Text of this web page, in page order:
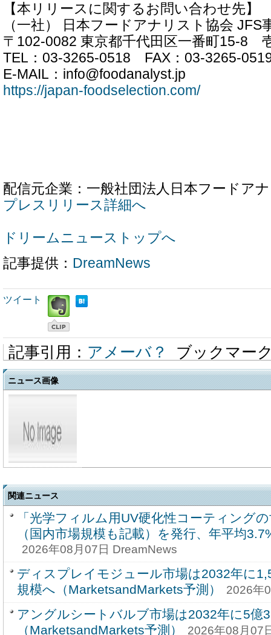
【本リリースに関するお問い合わせ先】
（一社） 日本フードアナリスト協会 JFS
〒102-0082 東京都千代田区一番町15-8
TEL：03-3265-0518 FAX：03-3265-
E-MAIL：info@foodanalyst.jp
https://japan-foodselection.com/
配信元企業：一般社団法人日本フードア
プレスリリース詳細へ
ドリームニューストップへ
記事提供： DreamNews
ツイート
記事引用： アメーバ？ ブックマー
ニュース画像
関連ニュース
「光学フィルム用UV硬化性コーティング
（国内市場規模も記載）を発行、年平均
2026年08月07日 DreamNews
ディスプレイモジュール市場は2032年に
規模へ（MarketsandMarkets予測）
2026年
アングルシートバルブ市場は2032年に5億
（MarketsandMarkets予測）
2026年08月07